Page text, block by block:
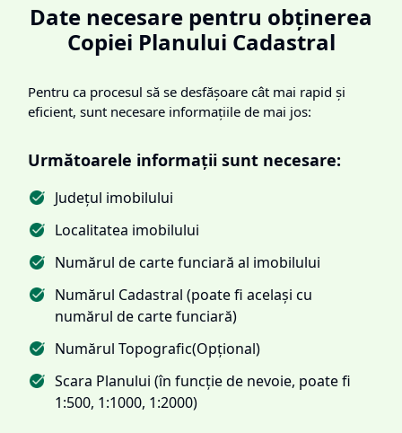
Date necesare pentru obținerea
Copiei Planului Cadastral
Pentru ca procesul să se desfășoare cât mai rapid și
eficient, sunt necesare informațiile de mai jos:
Următoarele informații sunt necesare:
Județul imobilului
Localitatea imobilului
Numărul de carte funciară al imobilului
Numărul Cadastral (poate fi același cu
numărul de carte funciară)
Numărul Topografic(Opțional)
Scara Planului (în funcție de nevoie, poate fi
1:500, 1:1000, 1:2000)